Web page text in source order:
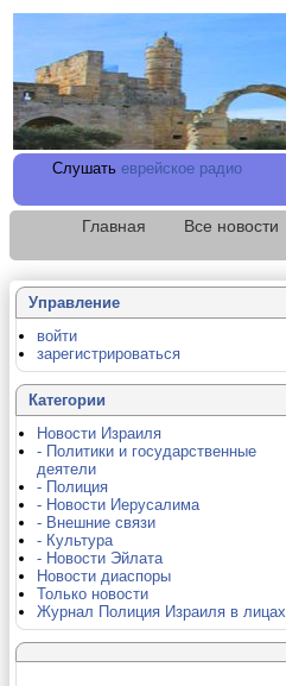
Слушать еврейское радио
Главная Все новости
Управление
войти
зарегистрироваться
Категории
Новости Израиля
- Политики и государственные
деятели
- Полиция
- Новости Иерусалима
- Внешние связи
- Культура
- Новости Эйлата
Новости диаспоры
Только новости
Журнал Полиция Израиля в лицах